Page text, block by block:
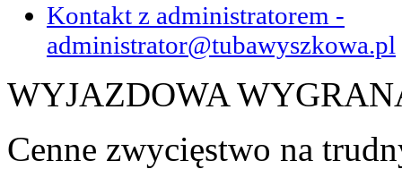
Kontakt z administratorem -
administrator@tubawyszkowa.pl
WYJAZDOWA
Cenne zwycięstwo na